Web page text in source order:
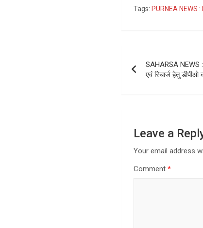
Tags: PURNEA
navigation
SAHARSA NEWS
एवं रिचार्ज हेतु डीपीओ
Leave a
Your email address
Comment*